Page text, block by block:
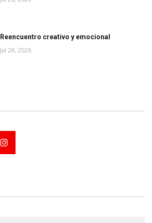
Reencuentro creativo y emocional
Jul 28, 2026